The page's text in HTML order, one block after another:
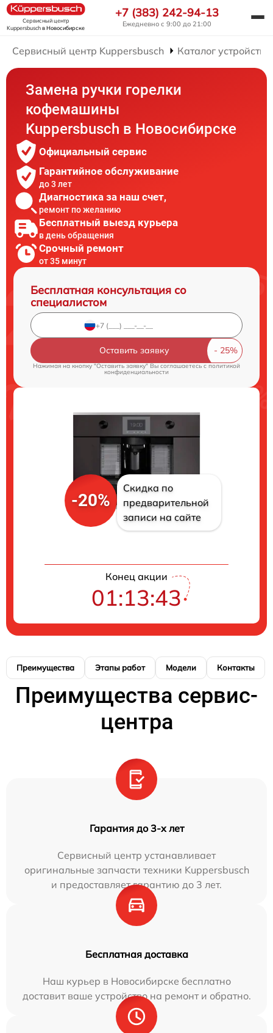
Сервисный центр
Kuppersbuschв Новосибирске
+7 (383) 242-94-13
Ежедневно с 9:00 до 21:00
Сервисный центр Kuppersbusch Каталог устройств
Замена ручки горелки
кофемашины
Kuppersbusch в Новосибирске
Официальный сервис
Гарантийное обслуживание
до 3 лет
Диагностика за наш счет,
ремонт по желанию
Бесплатный выезд курьера
в день обращения
Срочный ремонт
от 35 минут
Бесплатная консультация со
специалистом
Оставить заявку
Нажимая на кнопку "Оставить заявку" Вы соглашаетесь c политикой
конфиденциальности
-20%
Скидка по
предварительной
записи на сайте
Конец акции
01:13:42
Преимущества Этапы работ Модели Контакты
Преимущества сервис-
центра
Гарантия до 3-х лет
Сервисный центр устанавливает
оригинальные запчасти техники Kuppersbusch
и предоставляет гарантию до 3 лет.
Бесплатная доставка
Наш курьер в Новосибирске бесплатно
доставит ваше устройство на ремонт и обратно.